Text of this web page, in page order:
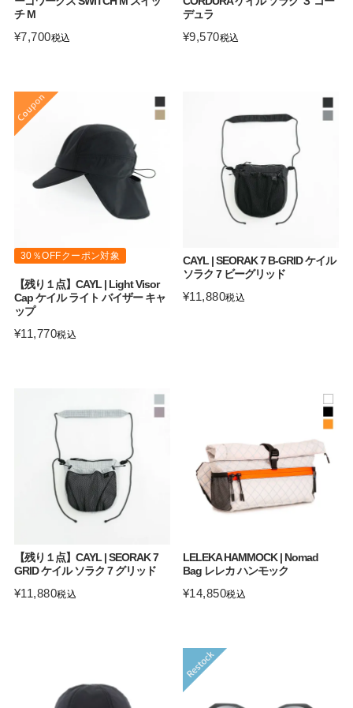
チ M
¥7,700税込
デュラ
¥9,570税込
30％OFFクーポン対象
【残り１点】CAYL | Light Visor
Cap ケイル ライト バイザー キャ
ップ
¥11,770税込
CAYL | SEORAK 7 B-GRID ケイル
ソラク 7 ビーグリッド
¥11,880税込
【残り１点】CAYL | SEORAK 7
GRID ケイル ソラク 7 グリッド
¥11,880税込
LELEKA HAMMOCK | Nomad
Bag レレカ ハンモック
¥14,850税込